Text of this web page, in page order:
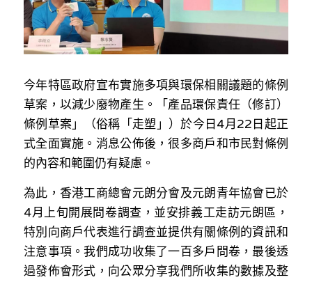
曾子晴 - 晴深直說
龔靜儀大律師專欄
陳貴春大律師專欄
陳子遷律師專欄
羅浚軒專欄
溫志倫專欄
汪明欣專欄
張美雄專欄
今年特區政府宣布實施多項與環保相關議題的條例
草案，以減少廢物產⽣。「產品環保責任（修訂）
條例草案」（俗稱「⾛塑」）於今⽇4⽉22⽇起正
式全⾯實施。消息公佈後，很多商⼾和市民對條例
的內容和範圍仍有疑慮。
為此，⾹港⼯商總會元朗分會及元朗青年協會已於
4⽉上旬開展問卷調查，並安排義⼯⾛訪元朗區，
特別向商⼾代表進⾏調查並提供有關條例的資訊和
注意事項。我們成功收集了⼀百多⼾問卷，最後透
過發佈會形式，向公眾分享我們所收集的數據及整